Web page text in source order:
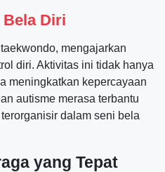
Bela Diri
mengajarkan
diri. Aktivitas ini tidak hanya
meningkatkan kepercayaan
autisme merasa terbantu
dalam seni bela
yang Tepat